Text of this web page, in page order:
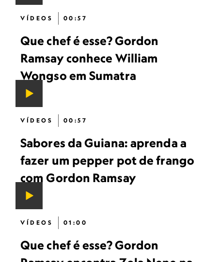
VÍDEOS 00:57
Que chef é esse? Gordon
Ramsay conhece William
Wongso em Sumatra
VÍDEOS 00:57
Sabores da Guiana: aprenda a
fazer um pepper pot de frango
com Gordon Ramsay
VÍDEOS 01:00
Que chef é esse? Gordon